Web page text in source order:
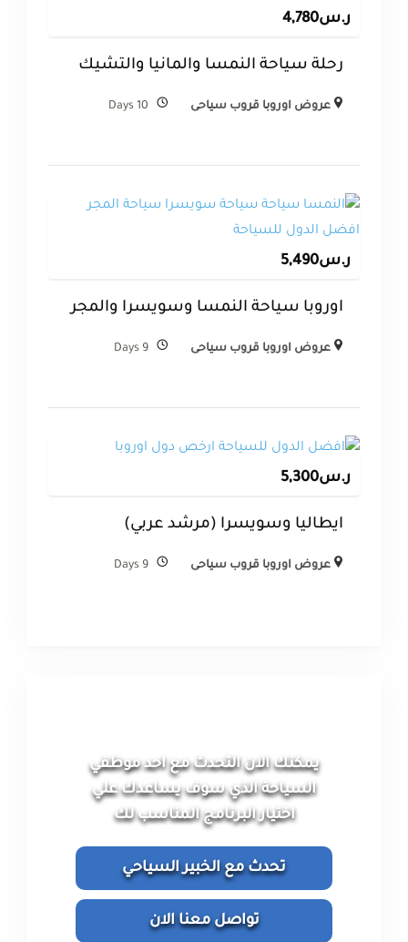
ر.س4,780
رحلة سياحة النمسا والمانيا والتشيك
عروض اوروبا قروب سياحى 10 Days
ر.س5,490
اوروبا سياحة النمسا وسويسرا والمجر
عروض اوروبا قروب سياحى 9 Days
ر.س5,300
ايطاليا وسويسرا (مرشد عربي)
عروض اوروبا قروب سياحى 9 Days
يمكنك الان التحدث مع احد موظفي
السياحة الذي سوف يساعدك علي
اختيار البرنامج المناسب لك
تحدث مع الخبير السياحي
تواصل معنا الان